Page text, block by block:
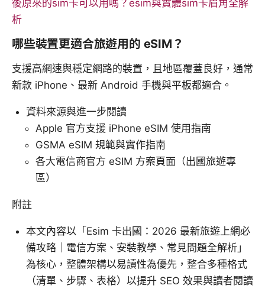
後原來的sim卡可以用嗎？esim與實體sim卡眉角全解
析
哪些裝置更適合旅遊用的 eSIM？
支援高網速與穩定網路的裝置，且地區覆蓋良好，通常
新款 iPhone、最新 Android 手機與平板都適合。
資料來源與進一步閱讀
Apple 官方支援 iPhone eSIM 使用指南
GSMA eSIM 規範與實作指南
各大電信商官方 eSIM 方案頁面（出國旅遊專
區）
附註
本文內容以「Esim 卡出國：2026 最新旅遊上網必
備攻略｜電信方案、安裝教學、常見問題全解析」
為核心，整體架構以易讀性為優先，整合多種格式
（清單、步驟、表格）以提升 SEO 效果與讀者閱讀